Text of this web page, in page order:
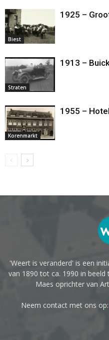
Biest
1925 –
Straten
1913 –
Korenmarkt
1955 –
'Weert is veranderd' is een
van 1890 tot ca. 1990 in
Maes oprichter van
Neem contact met ons op: